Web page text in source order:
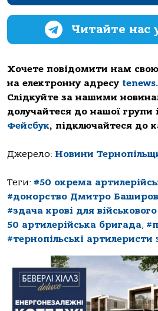
Читайте нас
Хочете повідомити нам
на електронну адресу
Слідкуйте за нашими
долучайтеся до нашої групи
Фейсбук, підключайтеся до
Джерело: Новини
Теги: #50 окрема
#донорство Дмитро
#здача крові для
50 артилерійська бригада,
#тернопільські артилеристи